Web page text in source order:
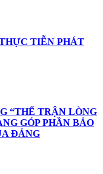
TIỄN PHÁT
“THẾ TRẬN LÒNG
GÓP PHẦN BẢO
ĐẢNG